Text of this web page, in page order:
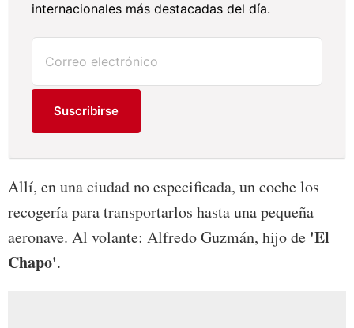
internacionales más destacadas del día.
Suscribirse
Allí, en una ciudad no especificada, un coche los
recogería para transportarlos hasta una pequeña
aeronave. Al volante: Alfredo Guzmán, hijo de 'El
Chapo'.